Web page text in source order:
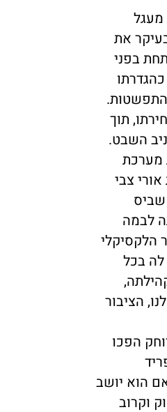
את
בפני
תוך
השבט.
מערכת
צבי
שביס
לבמה
הלקסיקלי
בכל
הציבור
הפכו
הוא יושב
וקרוב